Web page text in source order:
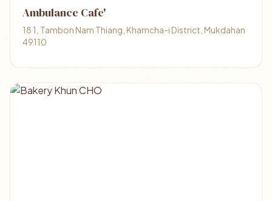
Ambulance Cafe'
18 1, Tambon Nam Thiang, Khamcha-i District, Mukdahan
49110